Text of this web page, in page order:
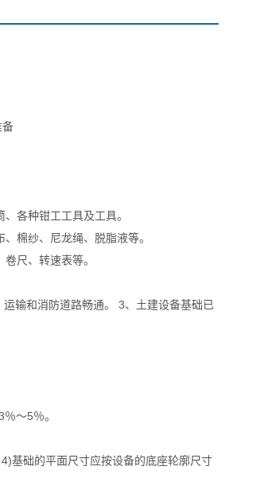
备
各种钳工工具及工具。
棉纱、尼龙绳、脱脂液等。
尺、转速表等。
输和消防道路畅通。 3、土建设备基础已
～5％。
基础的平面尺寸应按设备的底座轮廓尺寸